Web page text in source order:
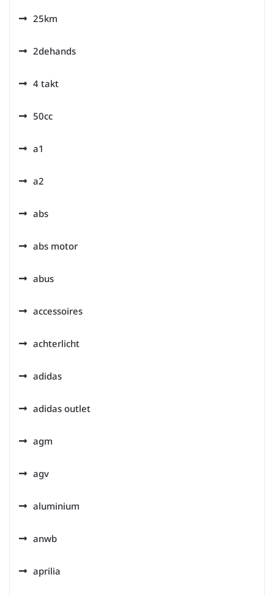
25km
2dehands
4 takt
50cc
a1
a2
abs
abs motor
abus
accessoires
achterlicht
adidas
adidas outlet
agm
agv
aluminium
anwb
aprilia